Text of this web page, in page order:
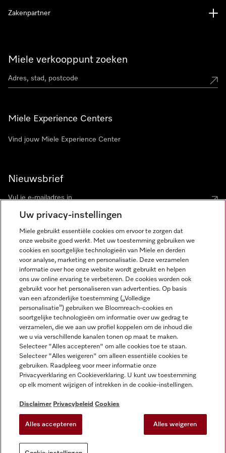
Miele verkooppunt zoeken
Miele Experience Centers
Vind jouw Miele Experience Center
Nieuwsbrief
Zakenpartner
Disclaimer
Algemene voorwaarden en informatie
Privacybeleid
Gebruiksvoorwaarden
Toegankelijkheidsverklaring
Digital Services Act
Cookie-instellingen
Miele op Instagram
Miele op Facebook
Miele op Youtube
Uw privacy-instellingen
Miele gebruikt essentiële cookies om ervoor te zorgen dat
onze website goed werkt. Met uw toestemming gebruiken we
cookies en soortgelijke technologieën van Miele en derden
voor analyse, marketing en personalisatie. Deze verzamelen
informatie over hoe onze website wordt gebruikt en helpen
ons uw online ervaring te verbeteren. De cookies worden ook
gebruikt voor het personaliseren van advertenties. Op basis
van een afzonderlijke toestemming („Volledige
personalisatie”) gebruiken we Bloomreach-cookies en
soortgelijke technologieën om informatie over uw gedrag te
verzamelen, die we aan uw profiel koppelen om de inhoud die
we u via verschillende kanalen tonen op maat te maken.
Selecteer "Alles accepteren" om alle cookies toe te staan.
Selecteer "Alles weigeren" om alleen essentiële cookies te
gebruiken. Raadpleeg voor meer informatie onze
Privacyverklaring en Cookieverklaring. U kunt uw toestemming
op elk moment wijzigen of intrekken in de cookie-instellingen.
Disclaimer Privacybeleid Cookies
Alles accepteren Alles weigeren